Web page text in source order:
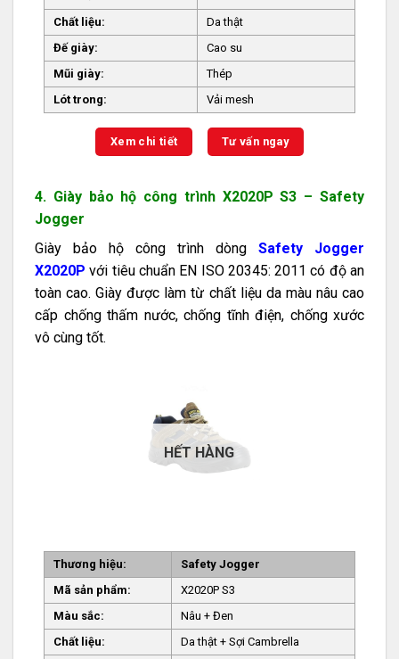
Chất liệu:
Da thật
Đế giày:
Cao su
Mũi giày:
Thép
Lót trong:
Vải mesh
Xem chi tiết Tư vấn ngay
4. Giày bảo hộ công trình X2020P S3 – Safety
Jogger
Giày bảo hộ công trình dòng Safety Jogger
X2020P với tiêu chuẩn EN ISO 20345: 2011 có độ an
toàn cao. Giày được làm từ chất liệu da màu nâu cao
cấp chống thấm nước, chống tĩnh điện, chống xước
vô cùng tốt.
HẾT HÀNG
Thương hiệu:
Safety Jogger
Mã sản phẩm:
X2020P S3
Màu sắc:
Nâu + Đen
Chất liệu:
Da thật + Sợi Cambrella